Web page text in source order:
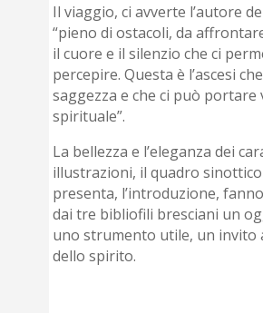
Il viaggio, ci avverte l’autore
“pieno di ostacoli, da
il cuore e il silenzio che ci
percepire. Questa è l’ascesi
saggezza e che ci può portare
spirituale”.
La bellezza e l’eleganza dei
illustrazioni, il quadro
presenta, l’introduzione,
dai tre bibliofili bresciani un
uno strumento utile, un invito
dello spirito.